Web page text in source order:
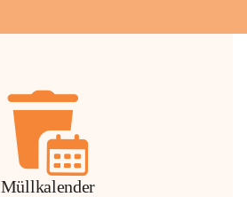
Müllkalender